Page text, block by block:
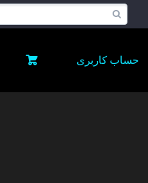
حساب کاربری